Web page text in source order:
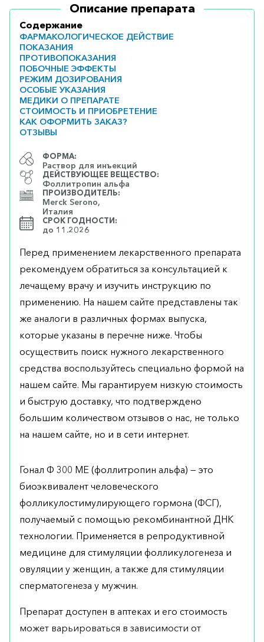
Описание препарата
Содержание
ФАРМАКОЛОГИЧЕСКОЕ ДЕЙСТВИЕ
ПОКАЗАНИЯ
ПРОТИВОПОКАЗАНИЯ
ПОБОЧНЫЕ ЭФФЕКТЫ
РЕЖИМ ДОЗИРОВАНИЯ
ОСОБЫЕ УКАЗАНИЯ
МЕДИКИ О ПРЕПАРАТЕ
СТОИМОСТЬ И ПРИОБРЕТЕНИЕ
КАК ОФОРМИТЬ ЗАКАЗ?
ОТЗЫВЫ
ФОРМА:
Раствор для инъекций
ДЕЙСТВУЮЩЕЕ ВЕЩЕСТВО:
Фоллитропин альфа
ПРОИЗВОДИТЕЛЬ:
Merck Serono,
Италия
СРОК ГОДНОСТИ:
до 11.2026
Перед применением лекарственного препарата
рекомендуем обратиться за консультацией к
лечащему врачу и изучить инструкцию по
применению. На нашем сайте представлены так
же аналоги в различных формах выпуска,
которые указаны в перечне ниже. Чтобы
осуществить поиск нужного лекарственного
средства воспользуйтесь специально формой на
нашем сайте. Мы гарантируем низкую стоимость
и быструю доставку, что подтверждено
большим количеством отзывов о нас, не только
на нашем сайте, но и в сети интернет.
Гонал Ф 300 МЕ (фоллитропин альфа) — это
биоэквивалент человеческого
фолликулостимулирующего гормона (ФСГ),
получаемый с помощью рекомбинантной ДНК
технологии. Применяется в репродуктивной
медицине для стимуляции фолликулогенеза и
овуляции у женщин, а также для стимуляции
сперматогенеза у мужчин.
Препарат доступен в аптеках и его стоимость
может варьироваться в зависимости от